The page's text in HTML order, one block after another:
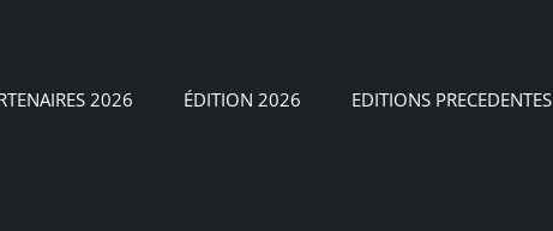
2026 ÉDITION 2026 EDITIONS PRECEDENTES